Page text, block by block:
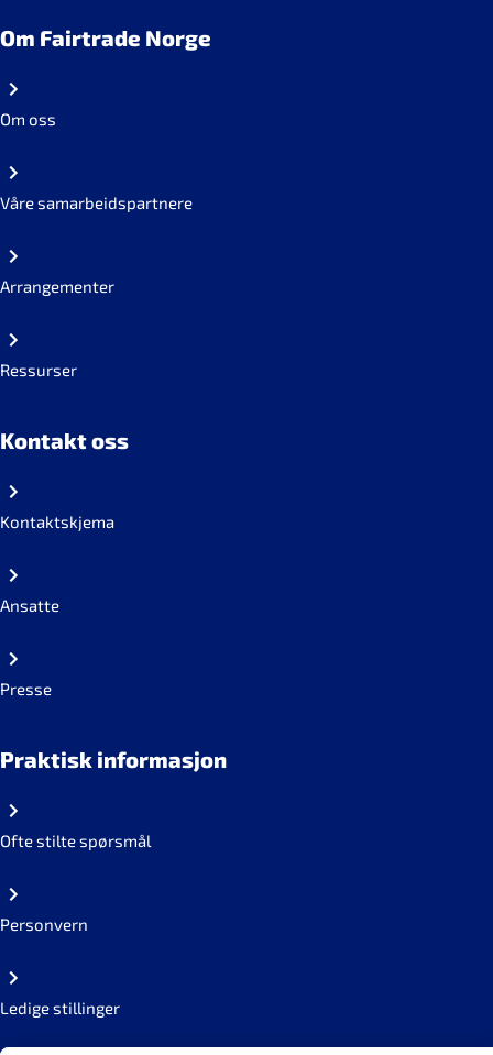
Om Fairtrade Norge
Om oss
Våre samarbeidspartnere
Arrangementer
Ressurser
Kontakt oss
Kontaktskjema
Ansatte
Presse
Praktisk informasjon
Ofte stilte spørsmål
Personvern
Ledige stillinger